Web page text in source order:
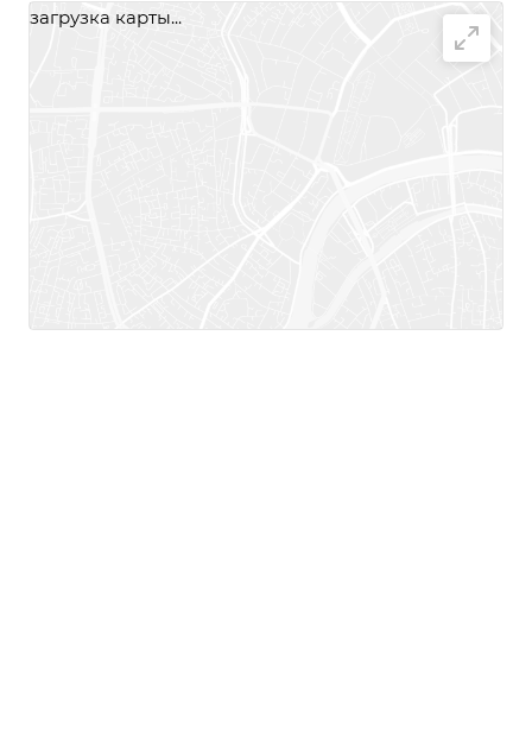
загрузка карты...